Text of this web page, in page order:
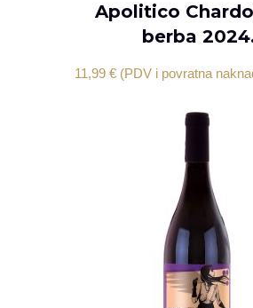
DODAJ U
Apolitico
berba
11,99 € (PDV i povratna